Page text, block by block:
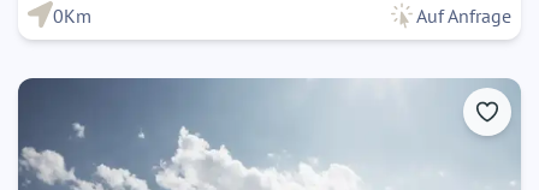
0Km Auf Anfrage